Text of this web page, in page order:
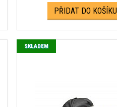
PŘIDAT DO KOŠÍKU
SKLADEM